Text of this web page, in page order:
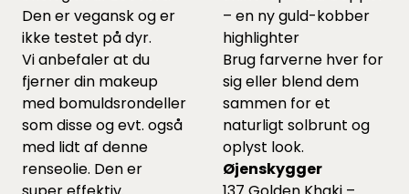
Den er vegansk og er
ikke testet på dyr.
Vi anbefaler at du
fjerner din makeup
med bomuldsrondeller
somdisseog evt. også
med lidt af denne
renseolie. Den er
– en ny guld-kobber
highlighter
Brug farverne hver for
sig eller blend dem
sammen for et
naturligt solbrunt og
oplyst look.
Øjenskygger